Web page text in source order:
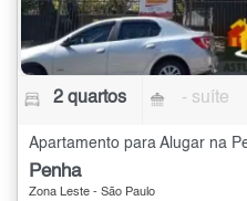
2 quartos - suíte
Apartamento para Alugar na
Penha
Zona Leste - São Paulo